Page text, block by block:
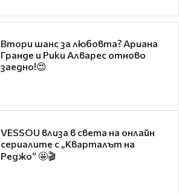
Втори шанс за любовта? Ариана
Гранде и Рики Алварес отново
заедно!😍
VESSOU влиза в света на онлайн
сериалите с „Кварталът на
Реджо“ 🤩🎬